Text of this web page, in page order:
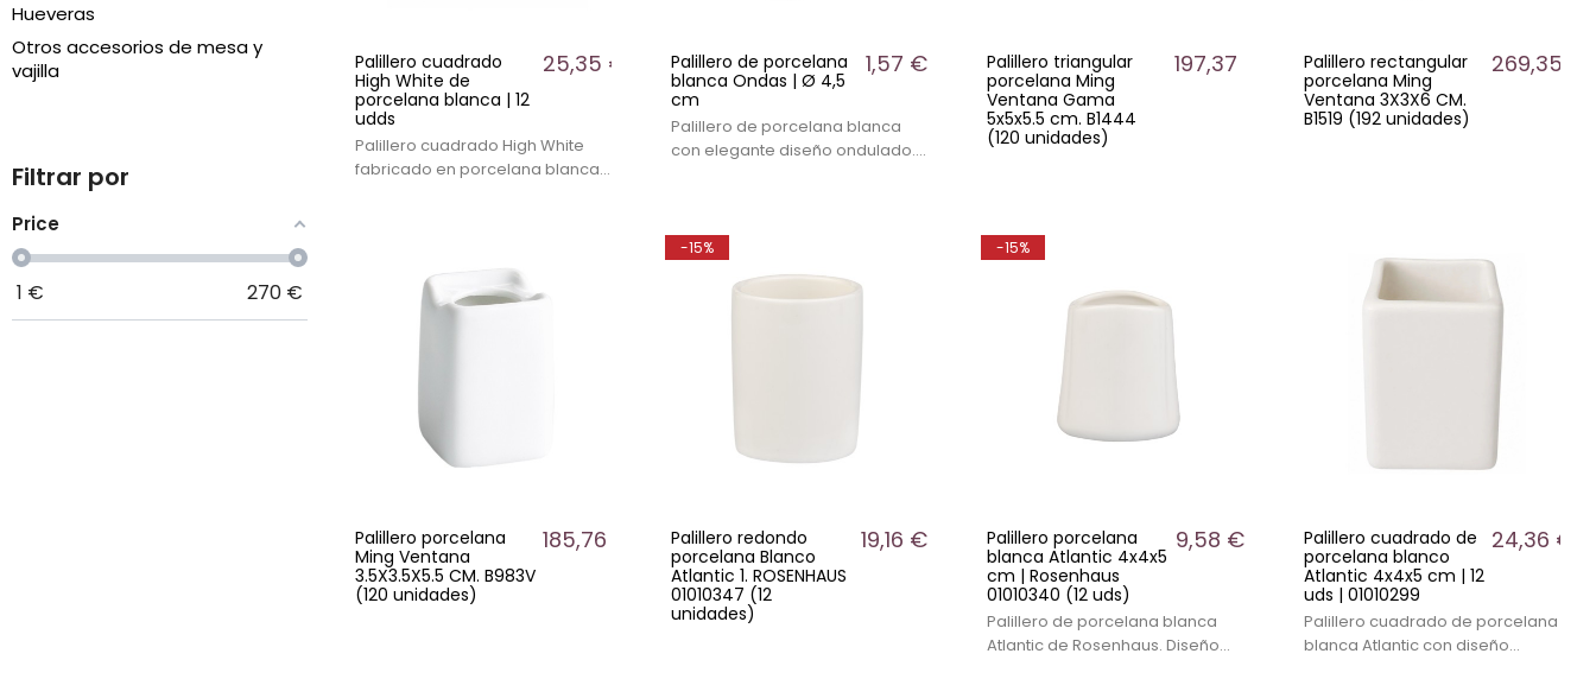
Hueveras
Otros accesorios de mesa y
vajilla
Filtrar por
Price
1 € 270€
Palillero cuadrado
High White de
porcelana blanca | 12
udds
25,35 €
Palillero cuadrado High White
fabricado en porcelana blanca
restaurantes, hoteles, cafeterías
y servicios de catering.
Palillero de porcelana
blanca Ondas | Ø 4,5
cm
1,57 €
Palillero de porcelana blanca
con elegante diseño ondulado.
mesas de restaurantes, hoteles,
cafeterías y espacios de
hostelería.
Palillero triangular
porcelana Ming
Ventana Gama
5x5x5.5 cm. B1444
(120 unidades)
197,37 €
Palillero rectangular
porcelana Ming
Ventana 3X3X6 CM.
B1519 (192 unidades)
269,35 €
Palillero porcelana
Ming Ventana
3.5X3.5X5.5 CM. B983V
(120 unidades)
185,76 €
-15%
Palillero redondo
porcelana Blanco
Atlantic 1. ROSENHAUS
01010347 (12
unidades)
19,16 €
-15%
Palillero porcelana
blanca Atlantic 4x4x5
cm | Rosenhaus
01010340 (12 uds)
9,58 €
Palillero de porcelana blanca
Atlantic de Rosenhaus. Diseño
Palillero cuadrado de
porcelana blanco
Atlantic 4x4x5 cm | 12
uds | 01010299
24,36 €
Palillero cuadrado de porcelana
blanca Atlantic con diseño